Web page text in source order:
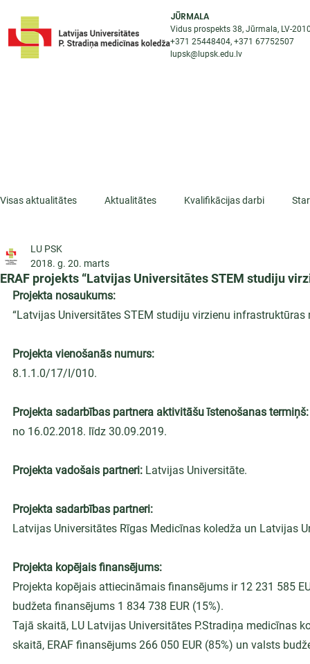
JŪRMALA
Vidus prospekts 38, Jūrmala, LV-
+371 25448404, +371 67752507
lupsk@lupsk.edu.lv
Visas aktualitātes Aktualitātes Kvalifikācijas darbi
ESF projekti
ERAF projekts “Latvijas Universitātes STEM studiju
LU PSK
2018. g. 20. marts
Projekta nosaukums:
“Latvijas Universitātes STEM studiju virzienu
Projekta vienošanās numurs:
8.1.1.0/17/I/010.
Projekta sadarbības partnera aktivitāšu īstenošanas termiņš:
no 16.02.2018. līdz 30.09.2019.
Projekta vadošais partneri: Latvijas Universitāte.
Projekta sadarbības partneri:
Latvijas Universitātes Rīgas Medicīnas koledža un Latvijas
Projekta kopējais finansējums:
Projekta kopējais attiecināmais finansējums ir 12 231 585
budžeta finansējums 1 834 738 EUR (15%).
Tajā skaitā, LU Latvijas Universitātes P.Stradiņa medicīnas
skaitā, ERAF finansējums 266 050 EUR (85%) un valsts